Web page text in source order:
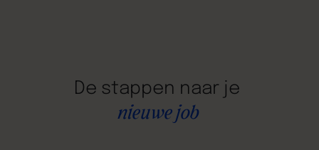
De stappen naar je
nieuwe job